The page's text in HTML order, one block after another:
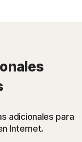
adicionales para
Internet.